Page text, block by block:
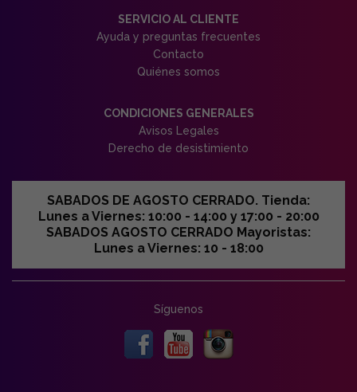
SERVICIO AL CLIENTE
Ayuda y preguntas frecuentes
Contacto
Quiénes somos
CONDICIONES GENERALES
Avisos Legales
Derecho de desistimiento
SABADOS DE AGOSTO CERRADO. Tienda:
Lunes a Viernes: 10:00 - 14:00 y 17:00 - 20:00
SABADOS AGOSTO CERRADO Mayoristas:
Lunes a Viernes: 10 - 18:00
Síguenos